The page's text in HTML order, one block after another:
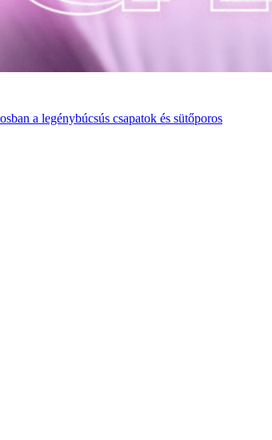
a legénybúcsús csapatok és sütőporos